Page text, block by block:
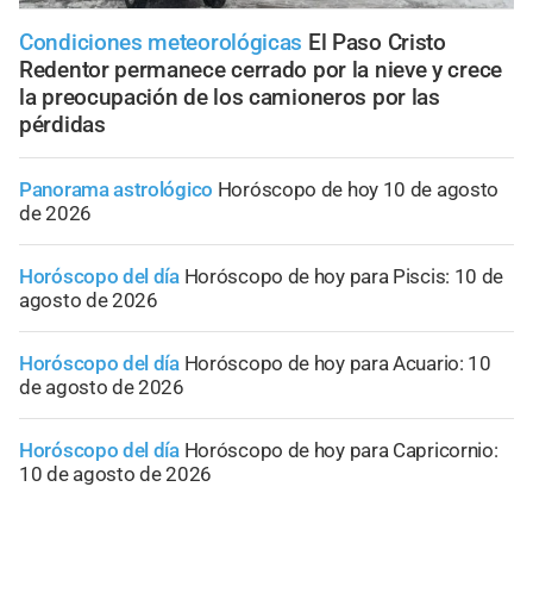
Condiciones meteorológicas El Paso Cristo
Redentor permanece cerrado por la nieve y crece
la preocupación de los camioneros por las
pérdidas
Panorama astrológico Horóscopo de hoy 10 de agosto
de 2026
Horóscopo del día Horóscopo de hoy para Piscis: 10 de
agosto de 2026
Horóscopo del día Horóscopo de hoy para Acuario: 10
de agosto de 2026
Horóscopo del día Horóscopo de hoy para Capricornio:
10 de agosto de 2026